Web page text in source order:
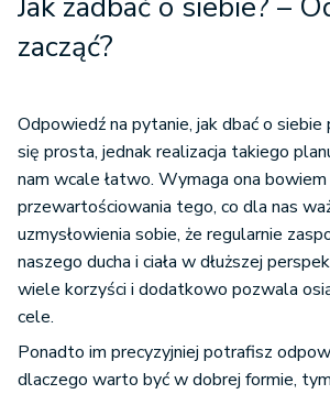
zacząć?
Odpowiedź na pytanie, jak dbać o siebie
się prosta, jednak realizacja takiego
nam wcale łatwo. Wymaga ona
przewartościowania tego, co dla nas
uzmysłowienia sobie, że regularnie
naszego ducha i ciała w dłuższej
wiele korzyści i dodatkowo pozwala
cele.
Ponadto im precyzyjniej potrafisz
dlaczego warto być w dobrej formie,